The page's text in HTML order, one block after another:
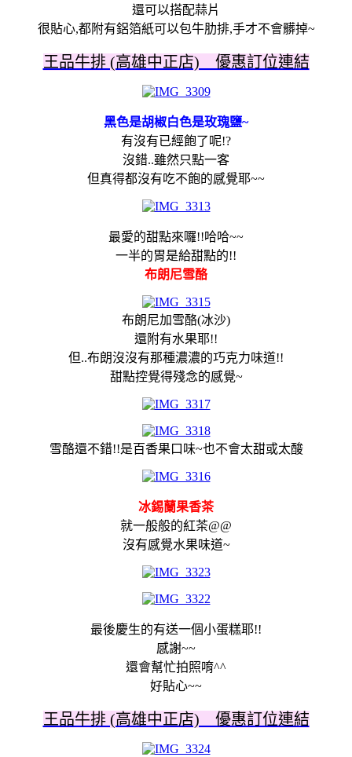
還可以搭配蒜片
很貼心,都附有鋁箔紙可以包牛肋排,手才不會髒掉~
王品牛排 (高雄中正店) 優惠訂位連結
黑色是胡椒白色是玫瑰鹽~
有沒有已經飽了呢!?
沒錯..雖然只點一客
但真得都沒有吃不飽的感覺耶~~
最愛的甜點來囉!!哈哈~~
一半的胃是給甜點的!!
布朗尼雪酪
布朗尼加雪酪(冰沙)
還附有水果耶!!
但..布朗沒沒有那種濃濃的巧克力味道!!
甜點控覺得殘念的感覺~
雪酪還不錯!!是百香果口味~也不會太甜或太酸
冰錫蘭果香茶
就一般般的紅茶@@
沒有感覺水果味道~
最後慶生的有送一個小蛋糕耶!!
感謝~~
還會幫忙拍照唷^^
好貼心~~
王品牛排 (高雄中正店) 優惠訂位連結